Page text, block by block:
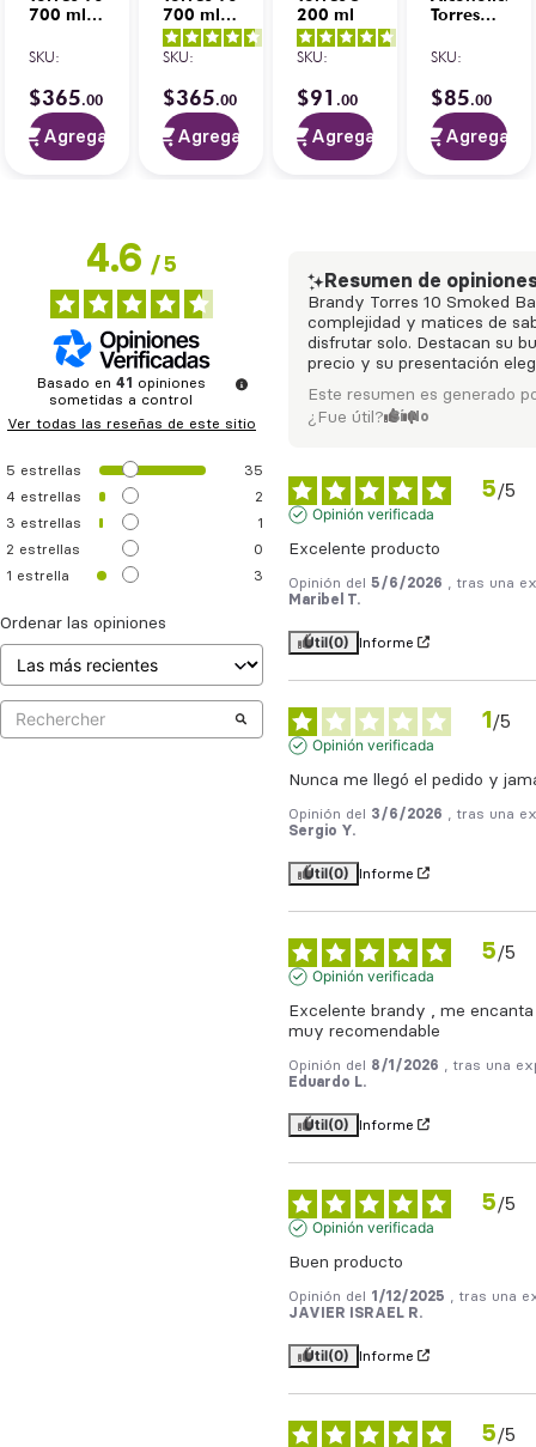
opiniones
700 ml
350ml
SKU:
$365.00
Agregar
700 ml
C/Bourbon
Barrel
4.6 /5 -
10opiniones
SKU:
$365.00
Agregar
200 ml
opiniones
SKU:
$91 .00
Agregar
Torres
200 ml
SKU:
$85.00
Agregar
4.6/5
Basado en 41
opiniones
sometidas a control
Ver todas las reseñas de este sitio
5 estrellas
35
4 estrellas
2
3 estrellas
1
2 estrellas
0
1 estrella 3
Ordenar las opiniones
Resumen de
Brandy Torres 10 Smoked
complejidad y matices de
disfrutar solo. Destacan su
precio y su presentación
Este resumen es generado
¿Fue útil? Sí No
5/5
Opinión verificada
Excelente producto
Opinión del 5/6/2026
, tras una
Maribel T.
Útil(0) Informe
1 /5
Opinión verificada
Nunca me llegó el pedido y
Opinión del 3/6/2026
, tras una
Sergio Y.
Útil(0) Informe
5/5
Opinión verificada
Excelente brandy , me
muy recomendable
Opinión del 8/1/2026
, tras una
Eduardo L.
Útil(0) Informe
5/5
Opinión verificada
Buen producto
Opinión del 1/12/2025
, tras una
JAVIER ISRAEL R.
Útil(0) Informe
5/5